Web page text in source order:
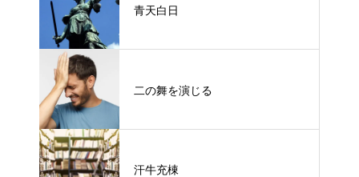
青天白日
二の舞を演じる
汗牛充棟